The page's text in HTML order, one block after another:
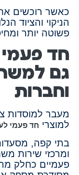
כאשר רוכשים את
הניקוי והציוד
פשוטה יותר
חד פעמי
גם
וחברות
מעבר למוסדות
למוצרי חד פעמי
בתי קפה,
ומרכזי שירות
פעמיים כחלק